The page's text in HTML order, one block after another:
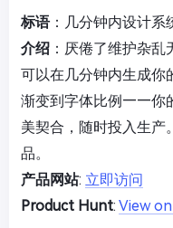
标语：几分钟内设计系
介绍 ：厌倦了维护杂
可以在几分钟内生成你
渐变到字体比例——你
美契合，随时投入生产
品。
产品网站: 立即访问
Product Hunt: View